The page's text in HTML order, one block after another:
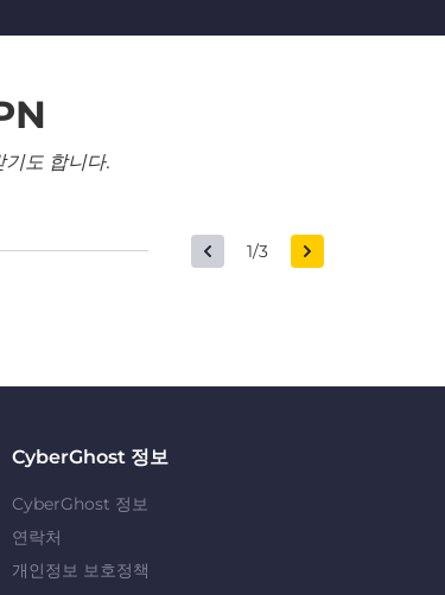
도 합니다.
1/3
CyberGhost 정보
CyberGhost 정보
연락처
개인정보 보호정책